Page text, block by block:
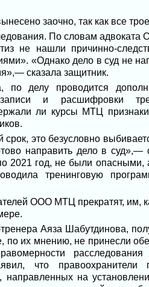
заочно, так как все
По словам адвоката
не нашли причинно-
«Однако дело в суд не
сказала защитник.
делу проводится
и расшифровки
ли курсы МТЦ
это безусловно
направить дело в суд»,—
2021 год, не были опасными,
тренинговую
ООО МТЦ прекратят, им,
Аяза Шабутдинова,
по их мнению, не принесли
что правоохранители
направленных на